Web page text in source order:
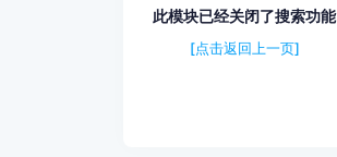
此模块已经关闭了搜索功能
[点击返回上一页]